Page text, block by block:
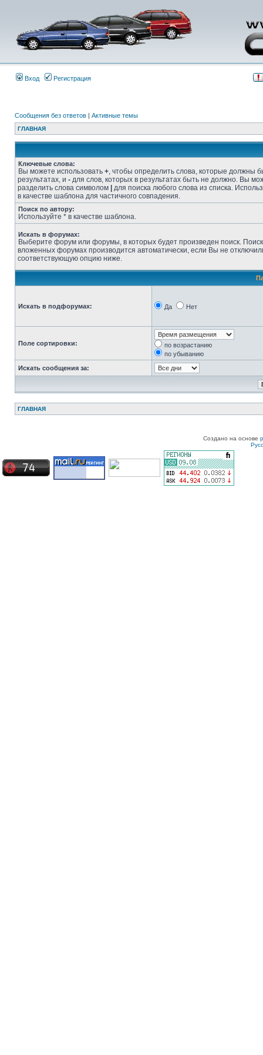
Вход Регистрация
Сообщения без ответов | Активные темы
ГЛАВНАЯ
Ключевые слова:
Вы можете использовать +, чтобы определить слова, которые должны
результатах, и - для слов, которых в результатах быть не должно. Вы
разделить слова символом
для поиска любого слова из списка.
в качестве шаблона для частичного совпадения.
Поиск по автору:
Используйте * в качестве шаблона.
Искать в форумах:
Выберите форум или форумы, в которых будет произведен поиск.
вложенных форумах производится автоматически, если Вы не
соответствующую опцию ниже.
Искать в подфорумах: Да Нет
Поле сортировки:
по возрастанию
по убыванию
Искать сообщения за:
ГЛАВНАЯ
Создано на основе